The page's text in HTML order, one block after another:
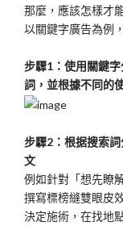
那麼，應該怎樣才
以關鍵字廣告為例
步驟1：使用關鍵
詞，並根據不同的
步驟2：根据搜索
文
例如針對「想先瞭
撰寫標榜縫雙眼皮
決定施術，在找地